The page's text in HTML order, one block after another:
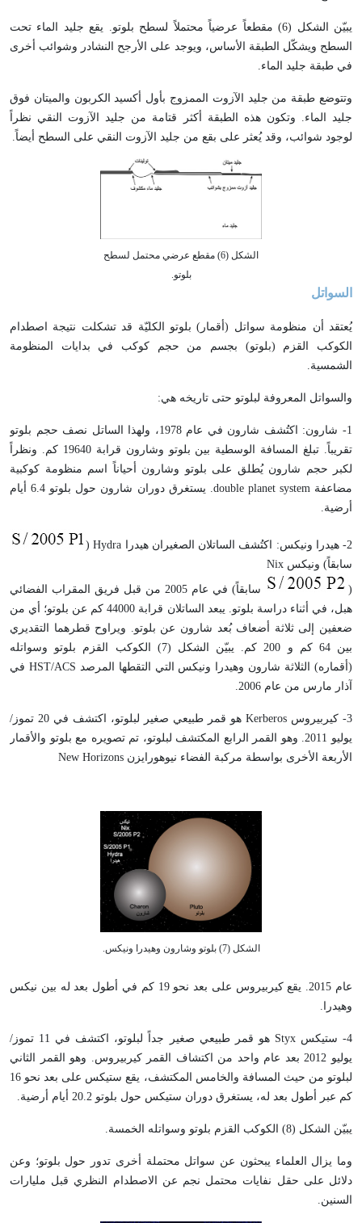
يبيّن الشكل (6) مقطعاً عرضياً محتملاً لسطح بلوتو. يقع جليد الماء تحت
السطح ويشكّل الطبقة الأساس، ويوجد على الأرجح النشادر وشوائب أخرى
في طبقة جليد الماء.
وتتوضع طبقة من جليد الآزوت الممزوج بأول أكسيد الكربون والميتان فوق
جليد الماء. وتكون هذه الطبقة أكثر قتامة من جليد الآزوت النقي نظراً
لوجود شوائب، وقد يُعثر على بقع من جليد الآزوت النقي على السطح أيضاً.
الشكل (6) مقطع عرضي محتمل لسطح
بلوتو.
السواتل
يُعتقد أن منظومة سواتل (أقمار) بلوتو الكليّة قد تشكلت نتيجة اصطدام
الكوكب القزم (بلوتو) بجسم من حجم كوكب في بدايات المنظومة
الشمسية.
والسواتل المعروفة لبلوتو حتى تاريخه هي:
1- شارون: اكتُشف شارون في عام 1978، ولهذا الساتل نصف حجم بلوتو
تقريباً. تبلغ المسافة الوسطية بين بلوتو وشارون قرابة 19640 كم. ونظراً
لكبر حجم شارون يُطلق على بلوتو وشارون أحياناً اسم منظومة كوكبية
مضاعفة double planet system. يستغرق دوران شارون حول بلوتو 6.4 أيام
أرضية.
2- هيدرا ونيكس: اكتُشف الساتلان الصغيران هيدرا Hydra (
سابقاً) ونيكس Nix
(
سابقاً) في عام 2005 من قبل فريق المقراب الفضائي
هبل، في أثناء دراسة بلوتو. يبعد الساتلان قرابة 44000 كم عن بلوتو؛ أي من
ضعفين إلى ثلاثة أضعاف بُعد شارون عن بلوتو. ويراوح قطرهما التقديري
بين 64 كم و 200 كم. يبيّن الشكل (7) الكوكب القزم بلوتو وسواتله
(أقماره) الثلاثة شارون وهيدرا ونيكس التي التقطها المرصد HST/ACS في
آذار مارس من عام 2006.
3- كيربيروس Kerberos هو قمر طبيعي صغير لبلوتو، اكتشف في 20 تموز/
يوليو 2011. وهو القمر الرابع المكتشف لبلوتو، تم تصويره مع بلوتو والأقمار
الأربعة الأخرى بواسطة مركبة الفضاء نيوهورايزن New Horizons
الشكل (7) بلوتو وشارون وهيدرا ونيكس.
عام 2015. يقع كيربيروس على بعد نحو 19 كم في أطول بعد له بين نيكس
وهيدرا.
4- ستيكس Styx هو قمر طبيعي صغير جداً لبلوتو، اكتشف في 11 تموز/
يوليو 2012 بعد عام واحد من اكتشاف القمر كيربيروس. وهو القمر الثاني
لبلوتو من حيث المسافة والخامس المكتشف، يقع ستيكس على بعد نحو 16
كم عبر أطول بعد له، يستغرق دوران ستيكس حول بلوتو 20.2 أيام أرضية.
يبيّن الشكل (8) الكوكب القزم بلوتو وسواتله الخمسة.
وما يزال العلماء يبحثون عن سواتل محتملة أخرى تدور حول بلوتو؛ وعن
دلائل على حقل نفايات محتمل نجم عن الاصطدام النظري قبل مليارات
السنين.